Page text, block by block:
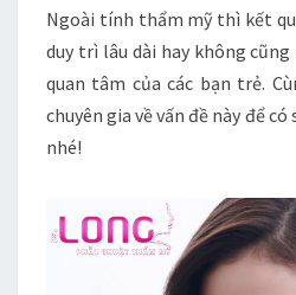
BAO
LÂU
Ngoài tính thẩm mỹ thì kết
duy trì lâu dài hay không
quan tâm của các bạn trẻ.
chuyên gia về vấn đề này để
nhé!